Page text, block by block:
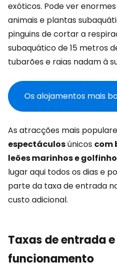
exóticos. Pode ver
animais e plantas
pinguins de cortar a
subaquático de 15 metros
tubarões e raias nadam à
Os alojamentos mais
As atracções mais
espectáculosúnicos com
leões marinhos e
lugar aqui todos os dias e
parte da taxa de entrada
custo adicional.
Taxas de entrada
funcionamento